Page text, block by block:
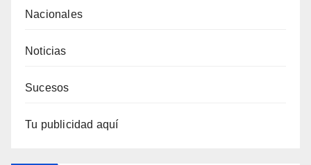
Nacionales
Noticias
Sucesos
Tu publicidad aquí